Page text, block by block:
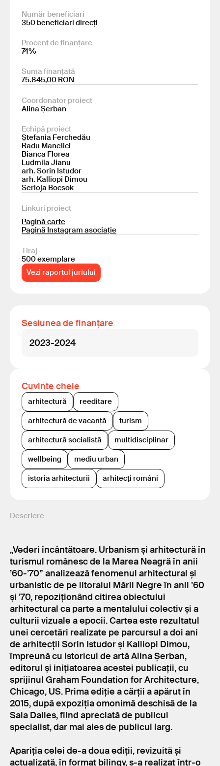
Număr beneficiari
350 beneficiari direcți
Procent de finanțare
74%
Suma finanțată
75.845,00 RON
Coordonator proiect
Alina Șerban
Echipă proiect
Ștefania Ferchedău
Radu Manelici
Bianca Florea
Ludmila Jianu
arh. Sorin Istudor
arh. Kalliopi Dimou
Serioja Bocsok
Linkuri proiect
Pagină carte
Pagină Instagram asociație
Tiraj
500 exemplare
Vezi raportul juriului
Sesiunea de finanțare
2023-2024
Cuvinte cheie
arhitectură
reeditare
arhitectură de vacanță
turism
arhitectură socialistă
multidisciplinar
wellbeing
mediu urban
istoria arhitecturii
arhitecți români
Descriere
„Vederi încântătoare. Urbanism și arhitectură în
turismul românesc de la Marea Neagră în anii
’60-’70” analizează fenomenul arhitectural și
urbanistic de pe litoralul Mării Negre în anii ’60
și ’70, repoziționând citirea obiectului
arhitectural ca parte a mentalului colectiv și a
culturii vizuale a epocii. Cartea este rezultatul
unei cercetări realizate pe parcursul a doi ani
de arhitecții Sorin Istudor și Kalliopi Dimou,
împreună cu istoricul de artă Alina Șerban,
editorul și inițiatoarea acestei publicații, cu
sprijinul Graham Foundation for Architecture,
Chicago, US. Prima ediție a cărții a apărut în
2015, după expoziția omonimă deschisă de la
Sala Dalles, fiind apreciată de publicul
specialist, dar mai ales de publicul larg.
Apariția celei de-a doua ediții, revizuită și
actualizată, în format bilingv, s-a realizat într-o